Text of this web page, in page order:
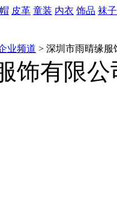
皮革 童装 内衣 饰品 袜子
业频道 > 深圳市雨晴缘服
饰有限公